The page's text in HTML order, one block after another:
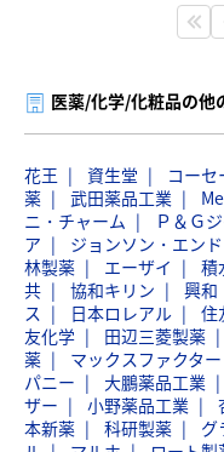
医薬/化学/化粧品の他
花王 資生堂 コーセ
薬
武田薬品工業
ニ・チャーム
Ｐ＆Ｇ
ア
ジョンソン・エン
林製薬
エーザイ 積
共
協和キリン 興和
ス
日本ロレアル 住
友化学
田辺三菱製薬
薬
マックスファクター
パニー
大鵬薬品工業
ザー
小野薬品工業
本新薬
科研製薬 グ